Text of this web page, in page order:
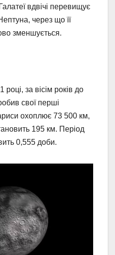
вдвічі перевищує
через що її
зменшується.
за вісім років до
свої перші
охоплює 73 500 км,
195 км. Період
0,555 доби.